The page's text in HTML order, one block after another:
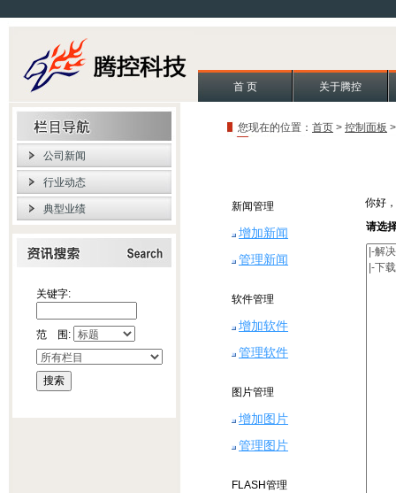
首 页 关于腾控
关键字:
范 围:
您现在的位置： 首页 > 控制面板
公司新闻
行业动态
典型业绩 新闻管理
增加新闻
管理新闻
软件管理
增加软件
管理软件
图片管理
增加图片
管理图片
FLASH管理
你好，
请选